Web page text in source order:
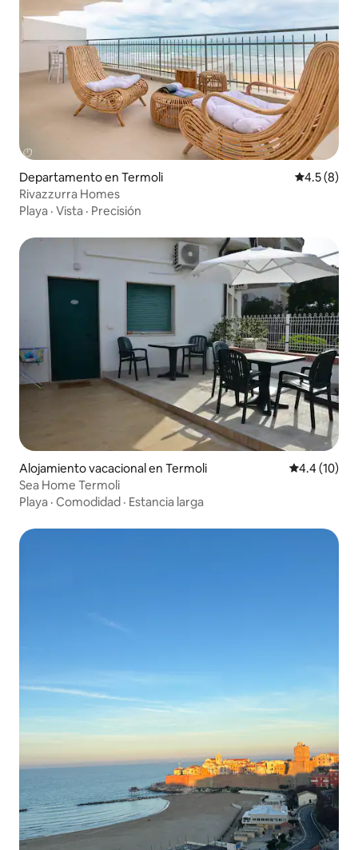
Departamento en Termoli
4.5 (8)
Rivazzurra Homes
Playa · Vista · Precisión
Alojamiento vacacional en Termoli Calificación
4.4 (10)
Sea Home Termoli
Playa · Comodidad · Estancia larga